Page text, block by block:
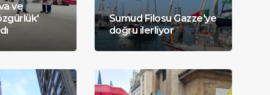
ve
Sumud Filosu Gazze'ye
doğru ilerliyor